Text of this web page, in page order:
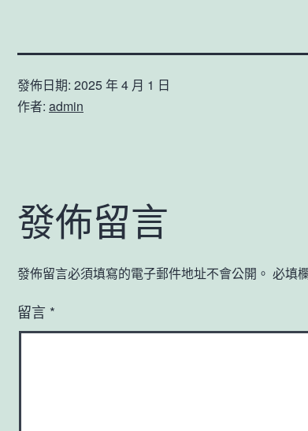
發佈日期: 2025 年 4 月 1 日
作者: admin
發佈留言
發佈留言必須填寫的電子郵件地址不會公開。 必填
留言 *